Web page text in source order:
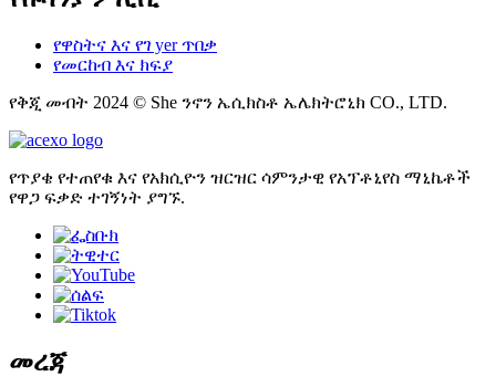
የዋስትና እና የገ yer ጥበቃ
የመርከብ እና ክፍያ
የቅጂ መብት 2024 © She ንኖን ኤሲክስቶ ኤሌክትሮኒክ CO., LTD.
የጥያቄ የተጠየቁ እና የአክሲዮን ዝርዝር ሳምንታዊ የአፕቶኒየስ ማኒኬቶች
የዋጋ ፍቃድ ተገኝነት ያግኙ.
መረጃ